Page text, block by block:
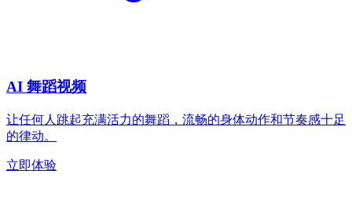
AI 舞蹈视频
让任何人跳起充满活力的舞蹈，流畅的身体动作和节奏感十足
的律动。
立即体验